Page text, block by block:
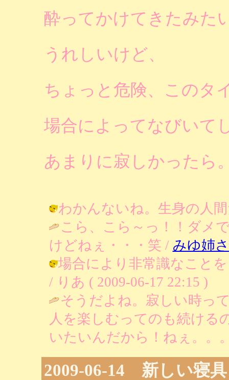
酔ってかけてきたみた
うれしいけど、
ちょっと危険、このタ
場合によってなびいて
あまりに寂しかったら
わかんないね。生身の人
こら、こら～っ！！ダメ
けどねぇ・・・笑 / みゆ姉
場合により非常識なこと
/ りあ ( 2009-06-17 22:15 )
そうだよね。寂しい時っ
人を楽しむってのも続ける
いたいんだから！ねぇ。。
2009-06-14 新しい寝具